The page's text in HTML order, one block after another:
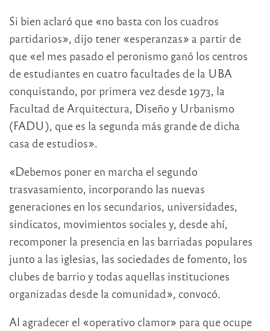
Si bien aclaró que «no basta con los cuadros
partidarios», dijo tener «esperanzas» a partir de
que «el mes pasado el peronismo ganó los centros
de estudiantes en cuatro facultades de la UBA
conquistando, por primera vez desde 1973, la
Facultad de Arquitectura, Diseño y Urbanismo
(FADU), que es la segunda más grande de dicha
casa de estudios».
«Debemos poner en marcha el segundo
trasvasamiento, incorporando las nuevas
generaciones en los secundarios, universidades,
sindicatos, movimientos sociales y, desde ahí,
recomponer la presencia en las barriadas populares
junto a las iglesias, las sociedades de fomento, los
clubes de barrio y todas aquellas instituciones
organizadas desde la comunidad», convocó.
Al agradecer el «operativo clamor» para que ocupe